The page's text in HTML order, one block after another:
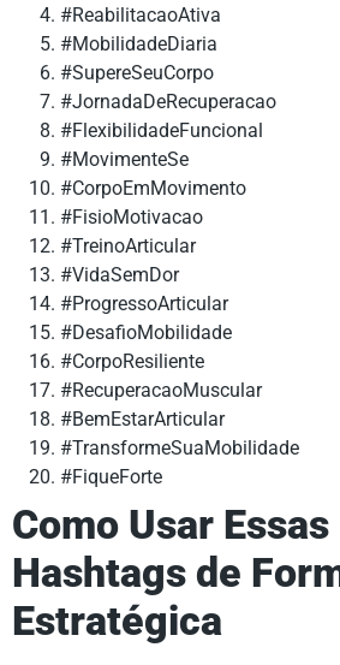
#ReabilitacaoAtiva
#MobilidadeDiaria
#SupereSeuCorpo
#JornadaDeRecuperacao
#FlexibilidadeFuncional
#MovimenteSe
#CorpoEmMovimento
#FisioMotivacao
#TreinoArticular
#VidaSemDor
#ProgressoArticular
#DesafioMobilidade
#CorpoResiliente
#RecuperacaoMuscular
#BemEstarArticular
#TransformeSuaMobilidade
#FiqueForte
Como Usar Essas
Hashtags de
Estratégica